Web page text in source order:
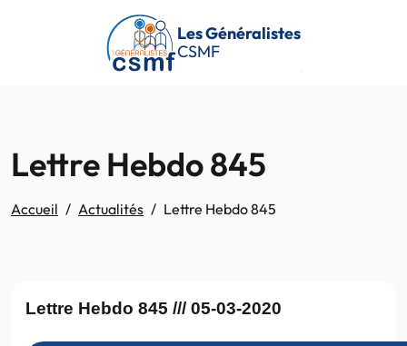
Passer au contenu principal
Les Généralistes
CSMF
Lettre Hebdo 845
Accueil Actualités Lettre Hebdo 845
Lettre Hebdo 845 /// 05-03-2020